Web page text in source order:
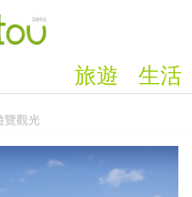
生活
旅遊
覽觀光